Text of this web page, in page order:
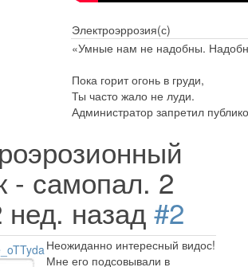
Электроэррозия(с)
«Умные нам не надобны.
Пока горит огонь в груди,
Ты часто жало не луди.
Администратор запретил
- самопал. 2
назад #2
Неожиданно интересный видос!
Мне его подсовывали в